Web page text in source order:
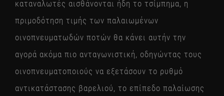
καταναλωτές αισθάνονται ήδη το τσίμπημα, η
πριμοδότηση τιμής των παλαιωμένων
οινοπνευματωδών ποτών θα κάνει αυτήν την
αγορά ακόμα πιο ανταγωνιστική, οδηγώντας τους
οινοπνευματοποιούς να εξετάσουν το ρυθμό
αντικατάστασης βαρελιού, το επίπεδο παλαίωσης